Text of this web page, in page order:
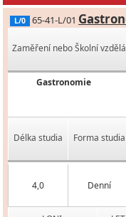
L/0 65-41-L/01
Zaměření nebo Školní
Gastronomie
Délka studia Forma studia
4,0 Denní